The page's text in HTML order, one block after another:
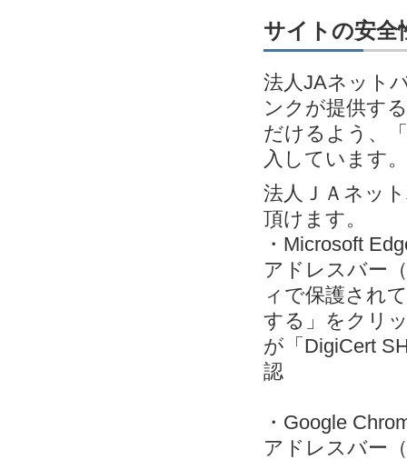
サイトの安全
法人JAネット
ンクが提供す
だけるよう、
入しています。
法人ＪＡネッ
頂けます。
・Microsoft
アドレスバー
ィで保護され
する」をクリ
が「DigiCert
認
・Google
アドレスバー